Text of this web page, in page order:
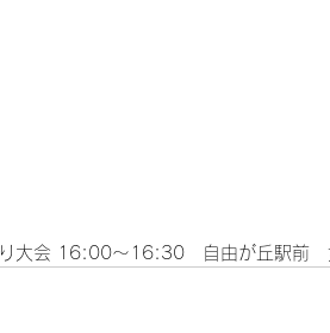
大会 16:00～16:30　自由が丘駅前　